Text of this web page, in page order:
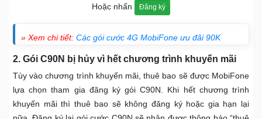
Hoặc nhấn Đăng ký
» Xem chi tiết: Các gói cước 4G MobiFone ưu đãi 90K
2. Gói C90N bị hủy vì hết chương trình khuyến mãi
Tùy vào chương trình khuyến mãi, thuê bao sẽ được MobiFone
lựa chọn tham gia đăng ký gói C90N. Khi hết chương trình
khuyến mãi thì thuê bao sẽ không đăng ký hoặc gia hạn lại